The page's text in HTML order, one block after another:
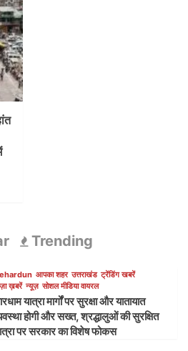
Trending
आपका शहर उत्तराखंड ट्रेंडिंग खबरें
ख़बरें न्यूज़ सोशल मीडिया वायरल
यात्रा मार्गों पर सुरक्षा और यातायात
होगी और सख्त, श्रद्धालुओं की सुरक्षित
पर सरकार का विशेष फोकस